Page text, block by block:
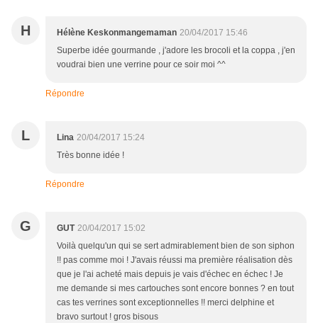
H Hélène Keskonmangemaman 20/04/2017 15:46
Superbe idée gourmande , j'adore les brocoli et la coppa , j'en
voudrai bien une verrine pour ce soir moi ^^
Répondre
L Lina 20/04/2017 15:24
Très bonne idée !
Répondre
G GUT 20/04/2017 15:02
Voilà quelqu'un qui se sert admirablement bien de son siphon
!! pas comme moi ! J'avais réussi ma première réalisation dès
que je l'ai acheté mais depuis je vais d'échec en échec ! Je
me demande si mes cartouches sont encore bonnes ? en tout
cas tes verrines sont exceptionnelles !! merci delphine et
bravo surtout ! gros bisous